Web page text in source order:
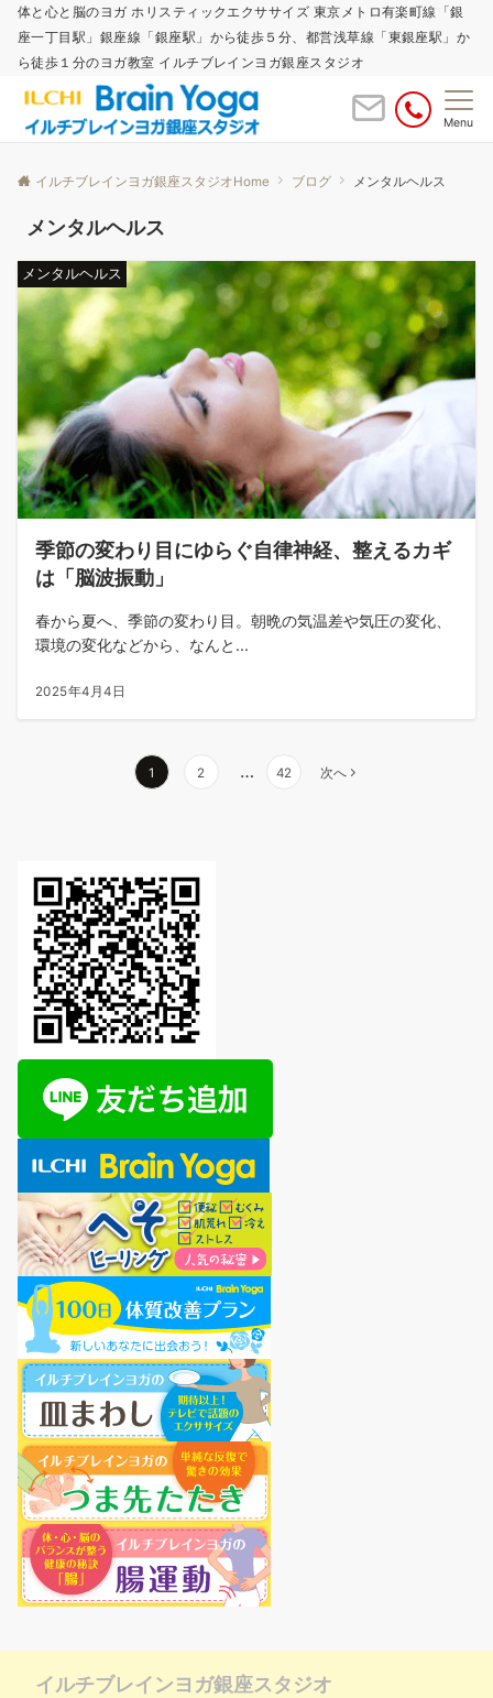
体と心と脳のヨガ ホリスティックエクササイズ 東京メトロ有楽町線「銀
座一丁目駅」銀座線「銀座駅」から徒歩５分、都営浅草線「東銀座駅」か
ら徒歩１分のヨガ教室 イルチブレインヨガ銀座スタジオ
Menu
イルチブレインヨガ銀座スタジオHome ブログ メンタルヘルス
メンタルヘルス
メンタルヘルス
季節の変わり目にゆらぐ自律神経、整えるカギ
は「脳波振動」
春から夏へ、季節の変わり目。朝晩の気温差や気圧の変化、
環境の変化などから、なんと...
2025年4月4日
ー
ジ
送
1 2 … 42 次へ
イルチブレインヨガ銀座スタジオ